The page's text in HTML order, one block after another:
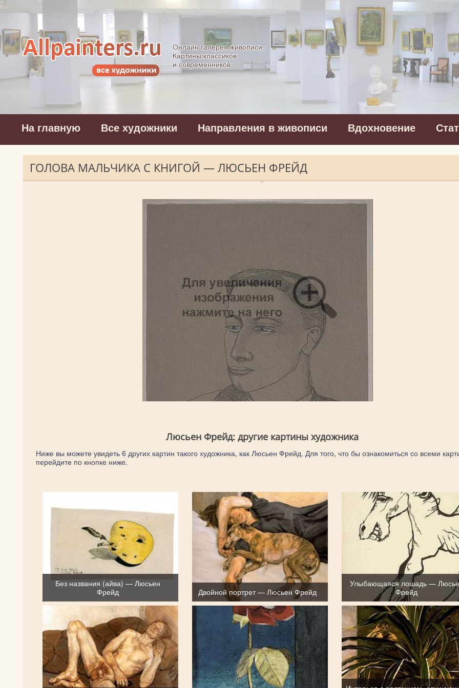
Allpainters.ru - картинная галерея
Онлайн галерея живописи.
Картины классиков
и современников
На главную Все художники Направления в живописи Вдохновение
ГОЛОВА МАЛЬЧИКА С КНИГОЙ — ЛЮСЬЕН ФРЕЙД
Люсьен Фрейд: другие картины художника
Ниже вы можете увидеть 6 других картин такого художника, как Люсьен Фрейд. Для того, что бы ознакомиться со всеми
перейдите по кнопке ниже.
Без названия (айва) — Люсьен
Фрейд
Двойной портрет — Люсьен Фрейд
Улыбающаяся лошадь —
Фрейд